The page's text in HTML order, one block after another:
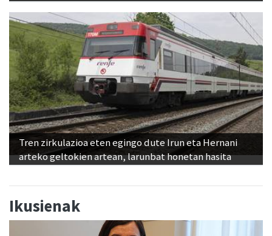
Tren zirkulazioa eten egingo dute Irun eta Hernani
arteko geltokien artean, larunbat honetan hasita
Ikusienak